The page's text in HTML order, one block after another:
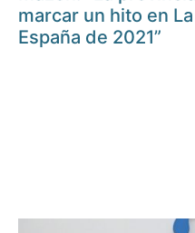
marcar un hito en
España de 2021”